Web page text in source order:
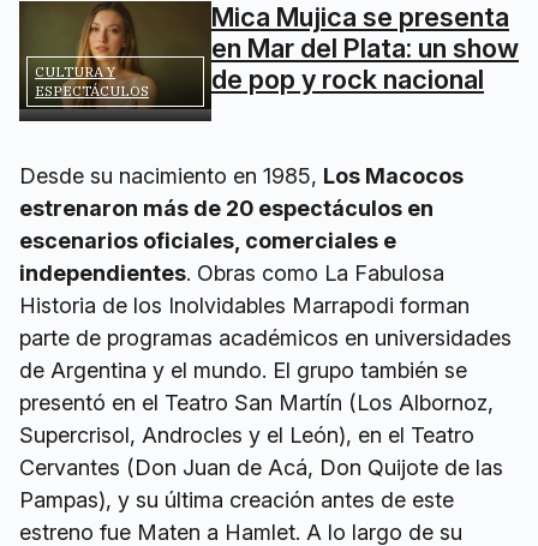
CULTURA Y
ESPECTÁCULOS
Mica Mujica se presenta
en Mar del Plata: un show
de pop y rock nacional
Desde su nacimiento en 1985, Los Macocos
estrenaron más de 20 espectáculos en
escenarios oficiales, comerciales e
independientes. Obras como La Fabulosa
Historia de los Inolvidables Marrapodi forman
parte de programas académicos en universidades
de Argentina y el mundo. El grupo también se
presentó en el Teatro San Martín (Los Albornoz,
Supercrisol, Androcles y el León), en el Teatro
Cervantes (Don Juan de Acá, Don Quijote de las
Pampas), y su última creación antes de este
estreno fue Maten a Hamlet. A lo largo de su